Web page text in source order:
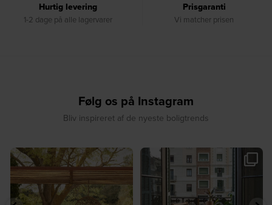
Hurtig levering
1-2 dage på alle lagervarer
Prisgaranti
Vi matcher prisen
Følg os på Instagram
Bliv inspireret af de nyeste boligtrends
☀️ Find dit yndlingssted denne
sommer⁠
...
6 0
🤍 Rå materialer møder tidløst design⁠
...
7 0